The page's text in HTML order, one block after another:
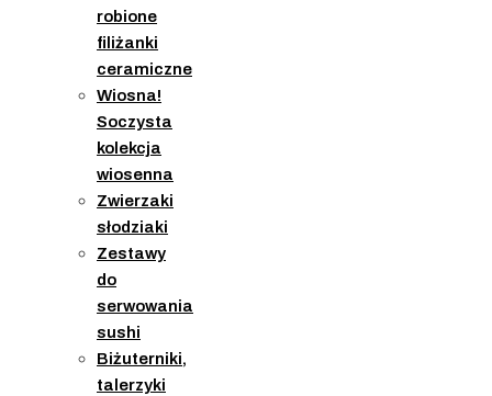
robione
filiżanki
ceramiczne
Wiosna!
Soczysta
kolekcja
wiosenna
Zwierzaki
słodziaki
Zestawy
do
serwowania
sushi
Biżuterniki,
talerzyki